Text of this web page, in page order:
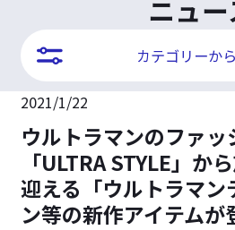
ニュー
カテゴリーか
2021/1/22
ウルトラマンのファ
「ULTRA STYLE」か
迎える「ウルトラマン
ン等の新作アイテムが